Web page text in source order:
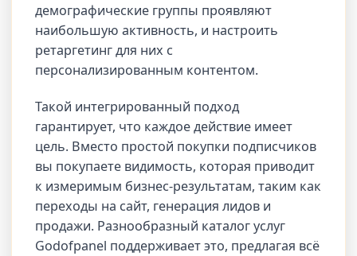
демографические группы проявляют
наибольшую активность, и настроить
ретаргетинг для них с
персонализированным контентом.
Такой интегрированный подход
гарантирует, что каждое действие имеет
цель. Вместо простой покупки подписчиков
вы покупаете видимость, которая приводит
к измеримым бизнес-результатам, таким как
переходы на сайт, генерация лидов и
продажи. Разнообразный каталог услуг
Godofpanel поддерживает это, предлагая всё